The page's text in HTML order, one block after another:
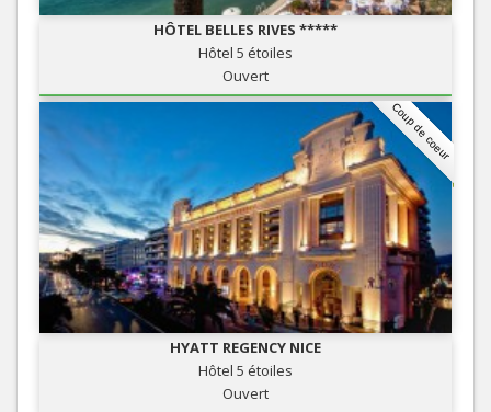
HÔTEL BELLES RIVES *****
Hôtel 5 étoiles
Ouvert
Coup de coeur
HYATT REGENCY NICE
Hôtel 5 étoiles
Ouvert